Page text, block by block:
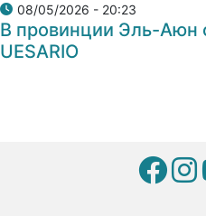
08/05/2026 - 20:23
В провинции Эль-Аюн
UESARIO